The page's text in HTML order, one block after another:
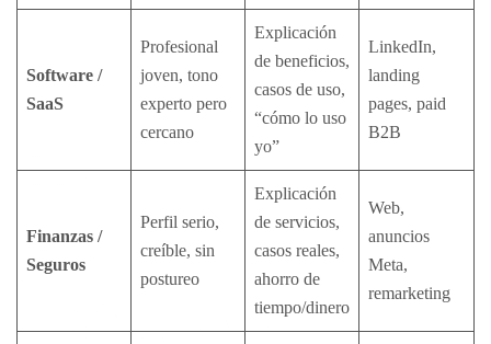
Software /
SaaS
Profesional
joven, tono
experto pero
cercano
Explicación
de beneficios,
casos de uso,
“cómo lo uso
yo”
LinkedIn,
landing
pages, paid
B2B
Finanzas /
Seguros
Perfil serio,
creíble, sin
postureo
Explicación
de servicios,
casos reales,
ahorro de
tiempo/dinero
Web,
anuncios
Meta,
remarketing